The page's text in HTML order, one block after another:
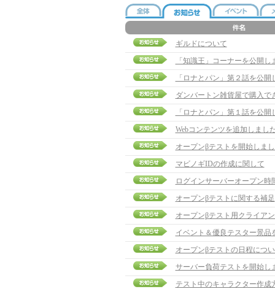
ギルドについて
「知識王」コーナーを公開し
「ロナとパン」第２話を公開
ダンバートン雑貨屋で購入で
「ロナとパン」第１話を公開
Webコンテンツを追加しまし
オープンβテストを開始しま
マビノギIDの作成に関して
ログインサーバーオープン時
オープンβテストに関する補足
オープンβテスト用クライア
イベント＆優良テスター景品
オープンβテストの日程につ
サーバー負荷テストを開始し
テスト中のキャラクター作成